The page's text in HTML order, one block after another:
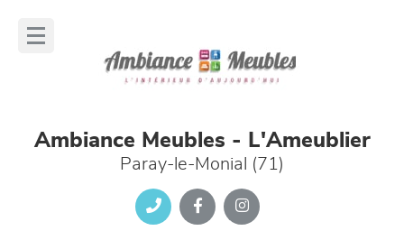
Ambiance Meubles - L'Ameublier
Paray-le-Monial (71)